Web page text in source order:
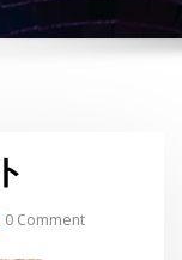
0 Comment